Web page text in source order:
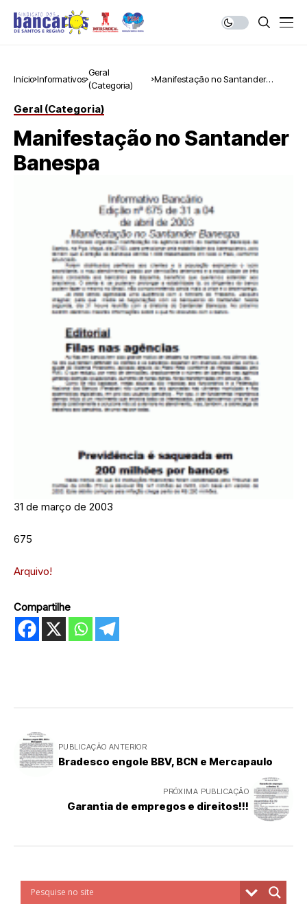
Início Informativos
Geral
(Categoria)
Manifestação no Santander
Geral (Categoria)
Manifestação no Santander
Banespa
31 de março de 2003
675
Arquivo!
Compartilhe
PUBLICAÇÃO ANTERIOR
Bradesco engole BBV, BCN e Mercapaulo
PRÓXIMA PUBLICAÇÃO
Garantia de empregos e direitos!!!